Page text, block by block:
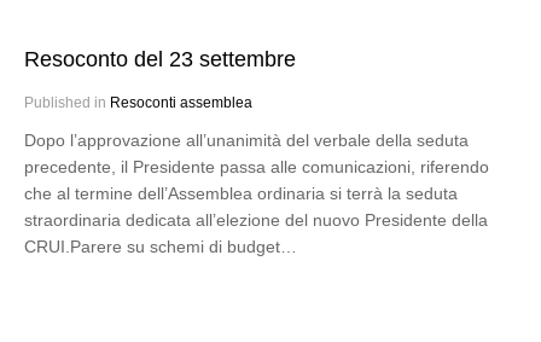
Resoconto del 23 settembre
Published in Resoconti assemblea
Dopo l’approvazione all’unanimità del verbale della seduta
precedente, il Presidente passa alle comunicazioni, riferendo
che al termine dell’Assemblea ordinaria si terrà la seduta
straordinaria dedicata all’elezione del nuovo Presidente della
CRUI.Parere su schemi di budget…